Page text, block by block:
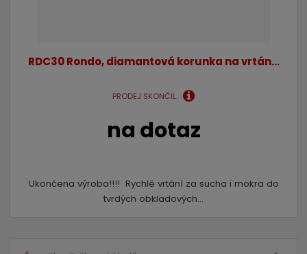
RDC30 Rondo, diamantová korunka na vrtán...
na dotaz
PRODEJ SKONČIL.
Ukončena výroba!!!! Rychlé vrtání za sucha i mokra do
tvrdých obkladových...